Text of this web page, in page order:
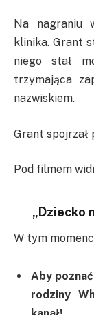
Na nagraniu
klinika. Grant
niego stał
trzymająca
nazwiskiem.
Grant spojrzał
Pod filmem
„Dziecko
W tym
Aby
rodziny